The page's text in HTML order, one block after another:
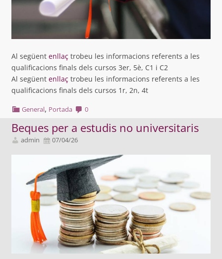
Al següent enllaç trobeu les informacions referents a les
qualificacions finals dels cursos 3er, 5è, C1 i C2
Al següent enllaç trobeu les informacions referents a les
qualificacions finals dels cursos 1r, 2n, 4t
General, Portada 0
Beques per a estudis no universitaris
admin 07/04/26